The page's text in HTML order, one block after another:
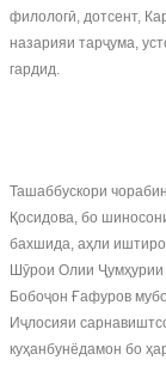
филологӣ, дотсент,
назарияи тарҷума,
гардид.
Ташаббускори
Қосидова, бо
бахшида, аҳли
Шӯрои Олии Ҷумҳурии
Бобоҷон Ғафуров
Иҷлосияи
куҳанбунёдамон бо